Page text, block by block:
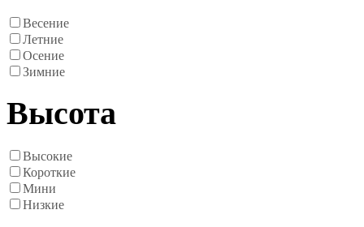
Весение
Летние
Осение
Зимние
Высота
Высокие
Короткие
Мини
Низкие